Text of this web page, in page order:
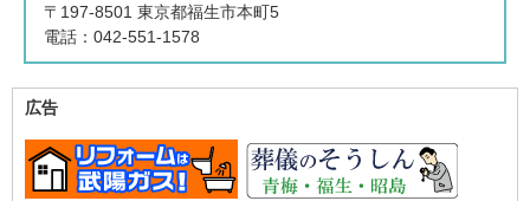
〒197-8501 東京都福生市本町5
電話：042-551-1578
広告